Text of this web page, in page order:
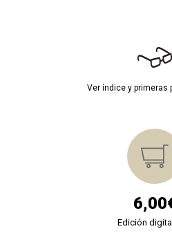
Ver índice y primeras
Edición